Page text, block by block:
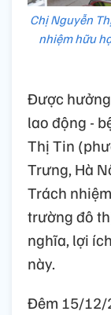
Chị Nguyễn
nhiệm hữu
Được
lao động -
Thị Tin
Trưng, Hà
Trách
trường đô
nghĩa, lợi
này.
Đêm 15/12/